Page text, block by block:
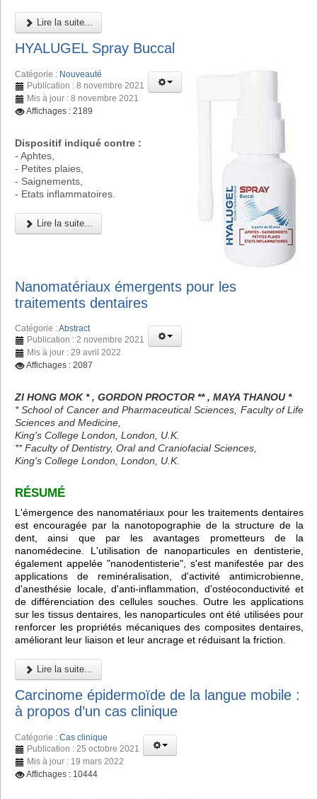
Lire la suite...
HYALUGEL Spray Buccal
Catégorie : Nouveauté
Publication : 8 novembre 2021
Mis à jour : 8 novembre 2021
Affichages : 2189
Dispositif indiqué contre :
- Aphtes,
- Petites plaies,
- Saignements,
- Etats inflammatoires.
Lire la suite...
Nanomatériaux émergents pour les
traitements dentaires
Catégorie :Abstract
Publication : 2 novembre 2021
Mis à jour : 29 avril 2022
Affichages : 2087
ZI HONG MOK * , GORDON PROCTOR ** , MAYA THANOU *
* School of Cancer and Pharmaceutical Sciences, Faculty of Life
Sciences and Medicine,
King's College London, London, U.K.
** Faculty of Dentistry, Oral and Craniofacial Sciences,
King's College London, London, U.K.
RÉSUMÉ
L'émergence des nanomatériaux pour les traitements dentaires
est encouragée par la nanotopographie de la structure de la
dent, ainsi que par les avantages prometteurs de la
nanomédecine. L'utilisation de nanoparticules en dentisterie,
également appelée "nanodentisterie", s'est manifestée par des
applications de reminéralisation, d'activité antimicrobienne,
d'anesthésie locale, d'anti-inflammation, d'ostéoconductivité et
de différenciation des cellules souches. Outre les applications
sur les tissus dentaires, les nanoparticules ont été utilisées pour
renforcer les propriétés mécaniques des composites dentaires,
améliorant leur liaison et leur ancrage et réduisant la friction.
Lire la suite...
Carcinome épidermoïde de la langue mobile :
à propos d’un cas clinique
Catégorie : Cas clinique
Publication : 25 octobre 2021
Mis à jour : 19 mars 2022
Affichages : 10444